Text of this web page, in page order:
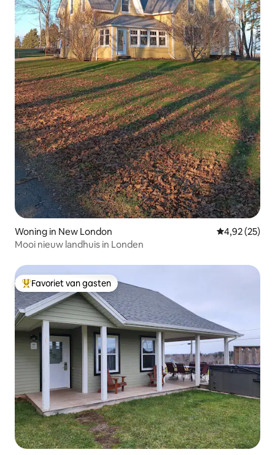
Woning in New London Gemiddelde
4,92 (25)
Mooi nieuw landhuis in Londen
Topfavoriet van gasten
Favoriet van gasten